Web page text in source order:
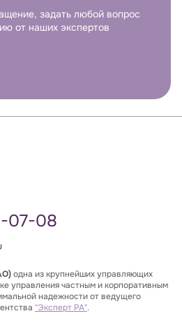
задать любой вопрос
от наших экспертов
07-08
одна из крупнейших управляющих
управления частным и корпоративным
надежности от ведущего
"Эксперт РА".